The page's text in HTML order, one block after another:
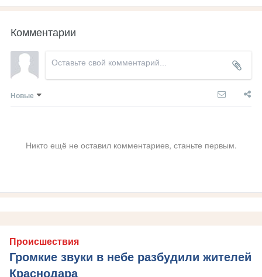
Комментарии
Новые
Никто ещё не оставил комментариев, станьте первым.
Происшествия
Громкие звуки в небе разбудили жителей
Краснодара